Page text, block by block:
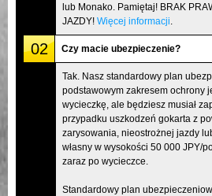
lub Monako. Pamiętaj! BRAK
JAZDY! Więcej informacji
02 Czy macie ubezpieczenie?
Tak. Nasz standardowy plan
podstawowym zakresem ochrony
wycieczkę, ale będziesz musiał
przypadku uszkodzeń gokarta z
zarysowania, nieostrożnej jazdy
własny w wysokości 50 000 JPY/
zaraz po wycieczce.
Standardowy plan